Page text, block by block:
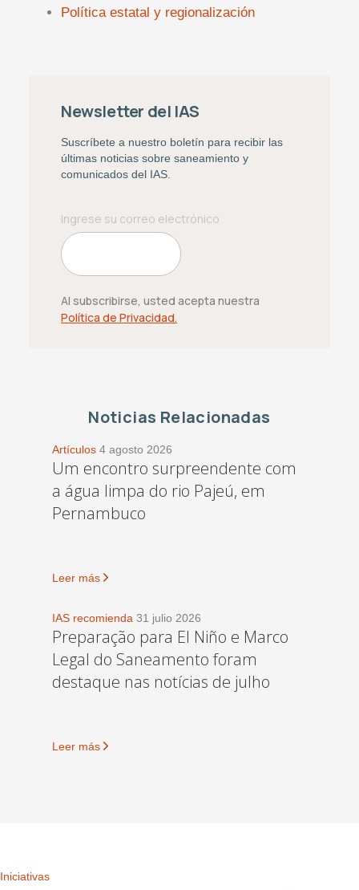
Política estatal y regionalización
Newsletter del IAS
Suscríbete a nuestro boletín para recibir las
últimas noticias sobre saneamiento y
comunicados del IAS.
Al subscribirse, usted acepta nuestra
Política de Privacidad.
Noticias Relacionadas
Artículos 4 agosto 2026
Um encontro surpreendente com
a água limpa do rio Pajeú, em
Pernambuco
Leer más
IAS recomienda 31 julio 2026
Preparação para El Niño e Marco
Legal do Saneamento foram
destaque nas notícias de julho
Leer más
Iniciativas